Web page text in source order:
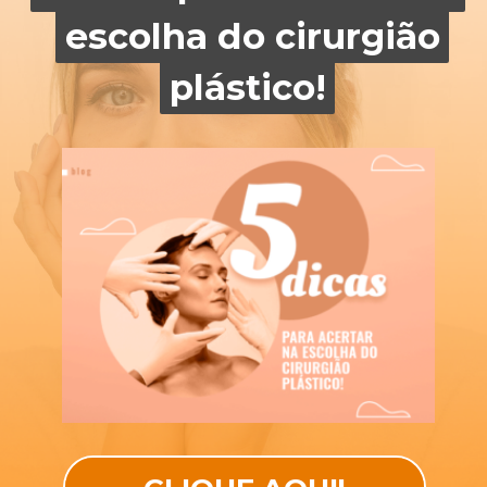
escolha do cirurgião
plástico!
escolha do cirurgião
plástico!